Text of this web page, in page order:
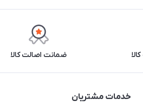
ضمانت اصالت کالا
خدمات مشتریان